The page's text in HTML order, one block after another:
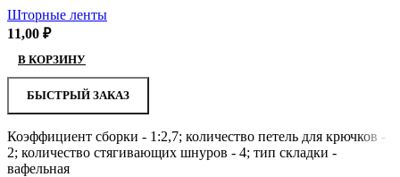
Шторные ленты
11,00 ₽
В КОРЗИНУ
БЫСТРЫЙ ЗАКАЗ
Коэффициент сборки - 1:2,7; количество петель для крючков -
2; количество стягивающих шнуров - 4; тип складки -
вафельная